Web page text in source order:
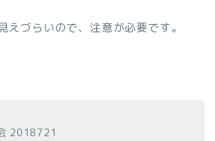
えづらいので、注意が必要です。
2018721